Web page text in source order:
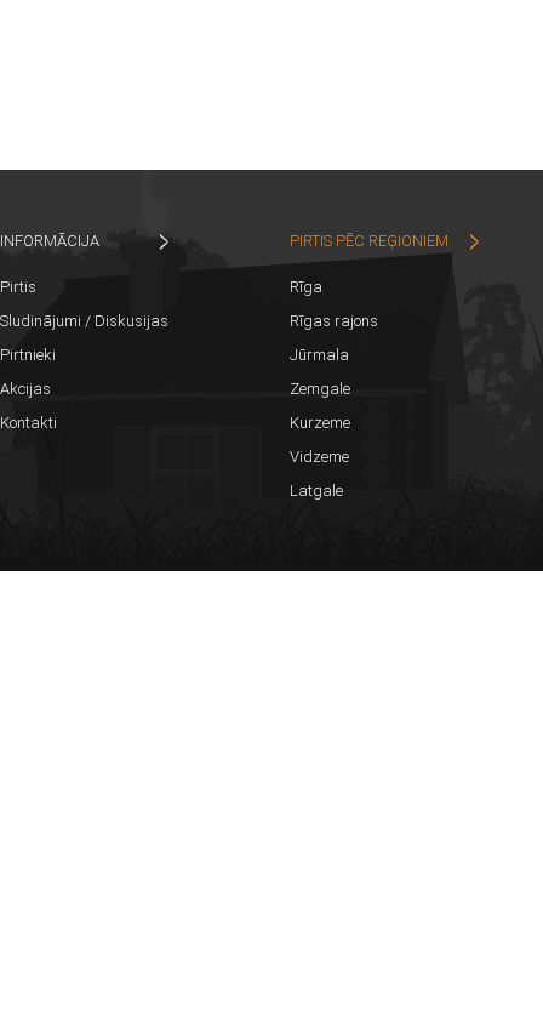
INFORMĀCIJA
Pirtis
Sludinājumi / Diskusijas
Pirtnieki
Akcijas
Kontakti
PIRTIS PĒC REĢIONIEM
Rīga
Rīgas rajons
Jūrmala
Zemgale
Kurzeme
Vidzeme
Latgale